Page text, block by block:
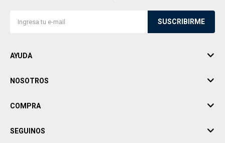
SUSCRIBIRME
AYUDA
NOSOTROS
COMPRA
SEGUINOS